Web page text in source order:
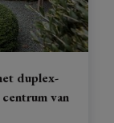
duplex-
van